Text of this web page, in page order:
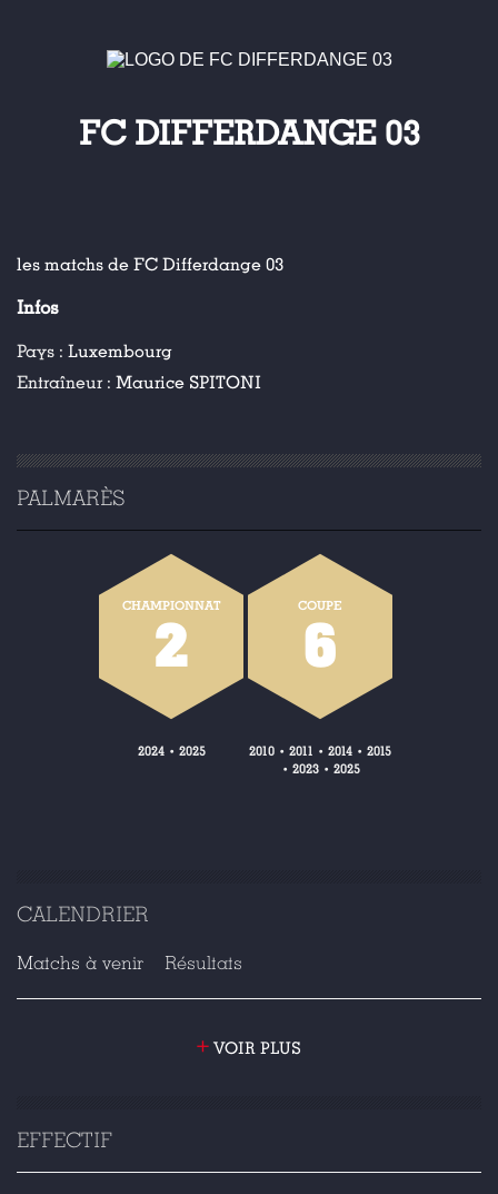
FC DIFFERDANGE 03
les matchs de FC Differdange 03
Infos
Pays : Luxembourg
Entraîneur : Maurice SPITONI
PALMARÈS
CHAMPIONNAT
2
2024• 2025
COUPE
6
2010 • 2011 • 2014 • 2015
• 2023• 2025
CALENDRIER
Matchs à venir Résultats
+ VOIR PLUS
EFFECTIF